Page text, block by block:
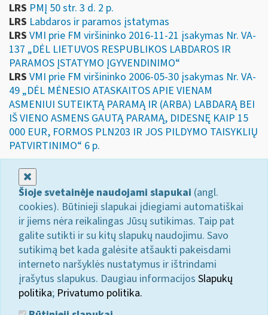
LRS PMĮ 50 str. 3 d. 2 p.
LRS Labdaros ir paramos įstatymas
LRS VMI prie FM viršininko 2016-11-21 įsakymas Nr. VA-
137 „DĖL LIETUVOS RESPUBLIKOS LABDAROS IR
PARAMOS ĮSTATYMO ĮGYVENDINIMO“
LRS VMI prie FM viršininko 2006-05-30 įsakymas Nr. VA-
49 „DĖL MĖNESIO ATASKAITOS APIE VIENAM
ASMENIUI SUTEIKTĄ PARAMĄ IR (ARBA) LABDARĄ BEI
IŠ VIENO ASMENS GAUTĄ PARAMĄ, DIDESNĘ KAIP 15
000 EUR, FORMOS PLN203 IR JOS PILDYMO TAISYKLIŲ
PATVIRTINIMO“ 6 p.
Šioje svetainėje naudojami slapukai (angl.
cookies). Būtinieji slapukai įdiegiami automatiškai
ir jiems nėra reikalingas Jūsų sutikimas. Taip pat
galite sutikti ir su kitų slapukų naudojimu. Savo
sutikimą bet kada galėsite atšaukti pakeisdami
interneto naršyklės nustatymus ir ištrindami
įrašytus slapukus. Daugiau informacijos Slapukų
politika; Privatumo politika.